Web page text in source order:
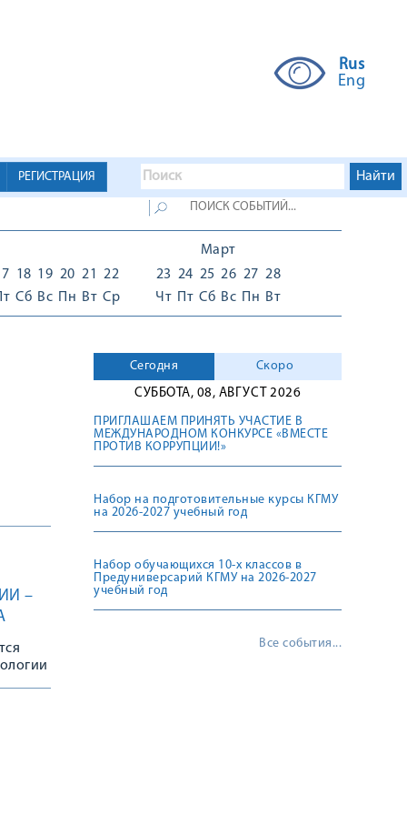
Rus
Eng
РЕГИСТРАЦИЯ
18
Сб
19
Вс
20
Пн
21
Вт
22
Ср
Март
23
Чт
24
Пт
25
Сб
26
Вс
27
Пн
28
Вт
–
Сегодня
Скоро
СУББОТА, 08, АВГУСТ 2026
ПРИГЛАШАЕМ ПРИНЯТЬ УЧАСТИЕ В
МЕЖДУНАРОДНОМ КОНКУРСЕ «ВМЕСТЕ
ПРОТИВ КОРРУПЦИИ!»
Набор на подготовительные курсы КГМУ
на 2026-2027 учебный год
Набор обучающихся 10-х классов в
Предуниверсарий КГМУ на 2026-2027
учебный год
Все события...